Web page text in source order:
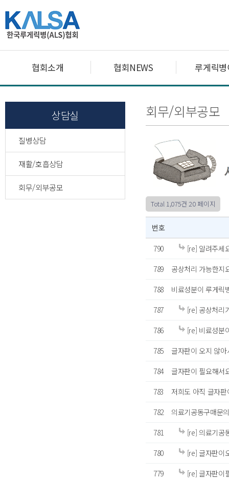
협회소개 협회NEWS 루게릭
상담실
질병상담
재활/호흡상담
회무/외부공모
회무/외부공모
Total 1,075건 20 페이지
번호
790
[re] 알려주세
789
공상처리 가능한지
788
비료성분이 루게릭
787
[re] 공상처리
786
[re] 비료성분
785
글자판이 오지 않
784
글자판이 필요해서
783
저희도 아직 글자
782
의료기공동구매문
781
[re] 의료기공
780
[re] 글자판이
779
[re] 글자판이